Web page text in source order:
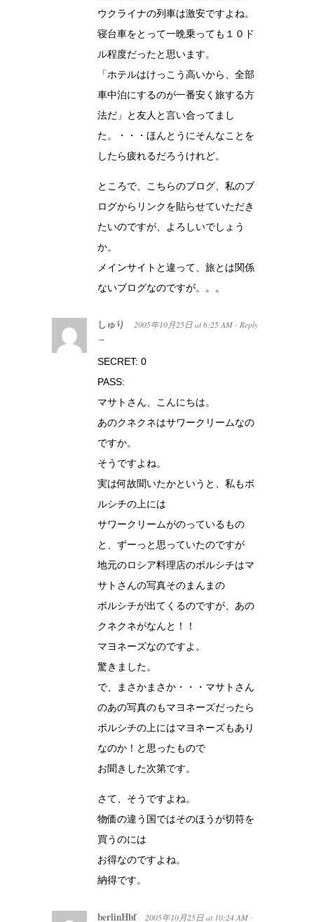
ウクライナの列車は激安ですよね。
寝台車をとって一晩乗っても１０ド
ル程度だったと思います。
「ホテルはけっこう高いから、全部
車中泊にするのが一番安く旅する方
法だ」と友人と言い合ってまし
た。・・・ほんとうにそんなことを
したら疲れるだろうけれど。
ところで、こちらのブログ、私のブ
ログからリンクを貼らせていただき
たいのですが、よろしいでしょう
か。
メインサイトと違って、旅とは関係
ないブログなのですが。。。
しゅり 2005年10月25日 at 6:25 AM · Reply
→
SECRET: 0
PASS:
マサトさん、こんにちは。
あのクネクネはサワークリームなの
ですか。
そうですよね。
実は何故聞いたかというと、私もボ
ルシチの上には
サワークリームがのっているもの
と、ずーっと思っていたのですが
地元のロシア料理店のボルシチはマ
サトさんの写真そのまんまの
ボルシチが出てくるのですが、あの
クネクネがなんと！！
マヨネーズなのですよ。
驚きました。
で、まさかまさか・・・マサトさん
のあの写真のもマヨネーズだったら
ボルシチの上にはマヨネーズもあり
なのか！と思ったもので
お聞きした次第です。
さて、そうですよね。
物価の違う国ではそのほうが切符を
買うのには
お得なのですよね。
納得です。
berlinHbf 2005年10月25日 at 10:24 AM ·